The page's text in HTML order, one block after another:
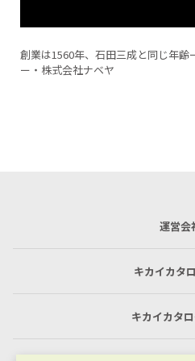
バキュームチャックテスト加工♯2
運営会
キカイカタ
キカイカタ